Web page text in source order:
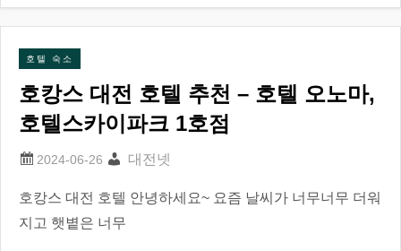
호텔 숙소
호캉스 대전 호텔 추천 – 호텔 오노마,
호텔스카이파크 1호점
대전넷
호캉스 대전 호텔 안녕하세요~ 요즘 날씨가 너무너무 더워
지고 햇볕은 너무